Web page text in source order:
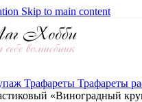
Skip to main content
Трафареты Трафареты
«Виноградный